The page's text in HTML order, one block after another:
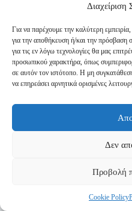
Διαχείριση
Για να παρέχουμε την καλύτερη
για την αποθήκευση ή/και την
για τις εν λόγω τεχνολογίες θα μας
προσωπικού χαρακτήρα, όπως
σε αυτόν τον ιστότοπο. Η μη
να επηρεάσει αρνητικά ορισμένες
Δεν
Προβολή
Cookie Policy
Πολιτική
Τρόποι
Τρόποι